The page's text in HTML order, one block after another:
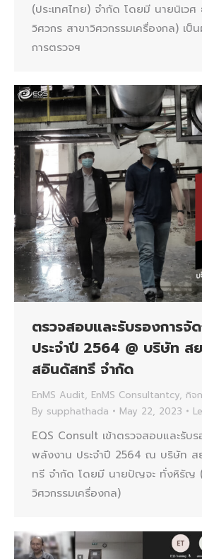
(ประเทศไทย) จำกัด โดยมี นายนิเว
วิศวกร สาขาวิศวกรรมเครื่องกล) เป็
การตรวจฯ
ตรวจสอบและรับรองการจั
ประจำปี 2564 @ บริษัท ส
สอินดัสทรี จำกัด
EnMS Audit, EnMS Consultantcy, กิจ
By supphathada May 22, 2023
EQS Consult เข้าตรวจสอบและรับ
พลังงาน ประจำปี 2564 ณ บริษัท ส
ทรี จำกัด โดยมี นายปัญจะ ทั่งหิรัญ
วิศวกรรมเครื่องกล)